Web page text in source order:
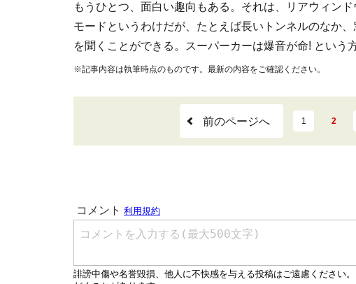
もうひとつ、面白い趣向もある。それは、リアウィン
モードというわけだが、たとえば長いトンネルのなか
を聞くことができる。スーパーカーは爆音が命! という
※記事内容は執筆時点のものです。最新の内容をご確認ください。
前のページへ 1 2